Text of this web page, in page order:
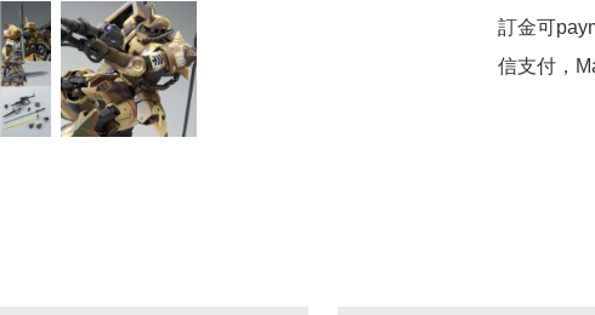
訂金可
信支付，